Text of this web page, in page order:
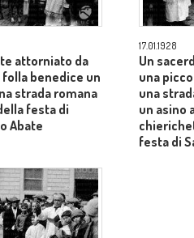
attorniato da
folla benedice un
strada romana
festa di
Abate
17.01.1928
Un
una
una
un asino
festa di